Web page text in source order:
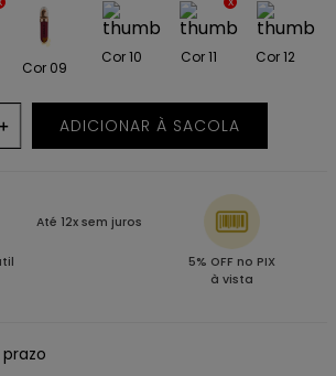
Cor 09
Cor 10 Cor 11 Cor 12
＋ ADICIONAR À SACOLA
Até 12x sem juros
5% OFF no PIX
à vista